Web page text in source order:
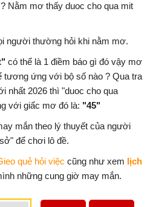
Nằm mơ thấy duoc cho qua mit
người thường hỏi khi nằm mơ.
có thể là 1 điềm báo gì đó vậy mơ
tương ứng với bộ số nào ? Qua tra
nhất 2026 thì "duoc cho qua
với giấc mơ đó là: "45"
mắn theo lý thuyết của người
để chơi lô đề.
quẻ hỏi việc cũng như xem lịch
những cung giờ may mắn.